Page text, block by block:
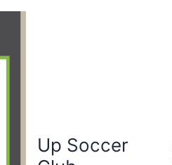
Up Soccer